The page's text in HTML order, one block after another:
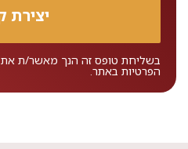
בשליחת טופס זה הנך מאשר/ת את
הפרטיות באתר.